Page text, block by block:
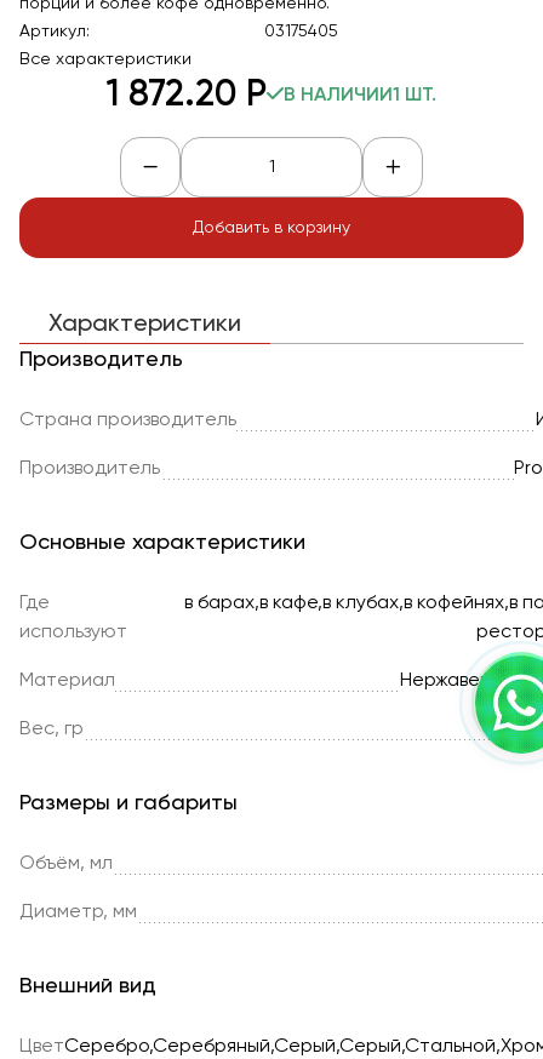
порции и более кофе одновременно.
Артикул:
03175405
Все характеристики
1 872.20 Р В НАЛИЧИИ1 ШТ.
Добавить в корзину
Характеристики
Производитель
Страна производитель
Производитель
Основные характеристики
Где
используют
в барах,в кафе,в клубах,в кофейнях,в
Материал Нержавеющая
Вес, гр
Размеры и габариты
Объём, мл
Диаметр, мм
Внешний вид
Цвет